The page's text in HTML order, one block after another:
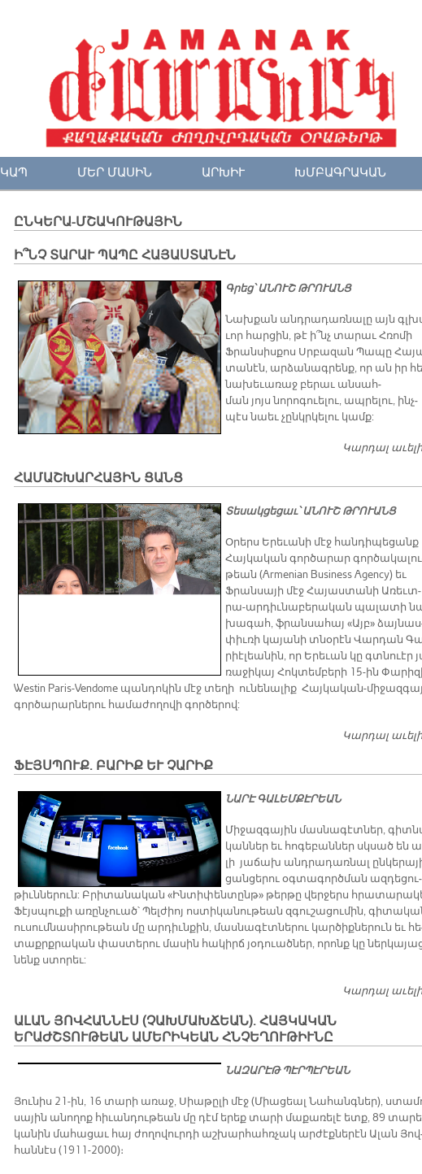
ԿԱՊ ՄԵՐ ՄԱՍԻՆ ԱՐԽԻՒ ԽՄԲԱԳՐԱԿԱՆ
ԸՆԿԵՐԱ-ՄՇԱԿՈՒԹԱՅԻՆ
Ի՞ՆՉ ՏԱՐԱՒ ՊԱՊԸ ՀԱՅԱՍՏԱՆԷՆ
Գրեց՝ ԱՆՈՒՇ ԹՐՈՒԱՆՑ
Նախ­քան անդ­րա­դառ­նա­լը այն
ւոր հար­ցին, թէ ի՞նչ տա­րաւ Հռո­մի
Ֆրան­սիս­քոս Սրբա­զան Պա­պը
տա­նէն, ար­ձա­նագ­րենք, որ ան իր
նա­խե­ւա­ռաջ բե­րաւ ան­սահ­
ման յոյս նո­րո­գուե­լու, ապ­րե­լու, ինչ­
պէս նաեւ չընկր­կե­լու կամք:
Կարդալ
ՀԱՄԱՇԽԱՐՀԱՅԻՆ ՑԱՆՑ
Տեսակցեցաւ՝ ԱՆՈՒՇ ԹՐՈՒԱՆՑ
Օ­րերս Ե­րե­ւա­նի մէջ հան­դի­պե­ցանք
Հայ­կա­կան գոր­ծա­րար
թեան (Armenian Business Agency) եւ
Ֆրան­սա­յի մէջ Հա­յաս­տա­նի Ա­ռեւտ­
րա-ար­դիւ­նա­բե­րա­կան պա­լա­տի
խա­գահ, ֆրան­սա­հայ «Այբ»
փիւ­ռի կա­յա­նի տնօ­րէն Վար­դան
րիէ­լեա­նին, որ Ե­րե­ւան կը գտնուէր
ռա­ջի­կայ Հոկ­տեմ­բե­րի 15-ին
Westin Paris-Vendome պան­դո­կին մէջ տե­ղի ու­նե­նա­լիք Հայ­կա­կան-
գոր­ծա­րար­նե­րու հա­մա­ժո­ղո­վի գոր­ծե­րով:
Կարդալ
ՖԷՅՍՊՈՒՔ. ԲԱՐԻՔ ԵՒ ՉԱՐԻՔ
ՆԱ­ՐԷ ԳԱ­ԼԵՄ­ՔԷ­ՐԵԱՆ
Մի­ջազ­գա­յին մաս­նա­գէտ­ներ,
կան­ներ եւ հո­գե­բան­ներ սկսած են
լի յա­ճախ անդ­րա­դառ­նալ
ցան­ցե­րու օգ­տա­գործ­ման ազ­դե­ցու­
թիւն­նե­րուն: Բրի­տա­նա­կան «Ին­տի­փեն­տընթ» թեր­թը վեր­ջերս
Ֆէյս­պու­քի առըն­չուած՝ Պել­ժիո­յ ոս­տի­կա­նու­թեան զգու­շա­ցու­մին,
ու­սում­նա­սի­րու­թեան մը ար­դիւն­քին, մաս­նա­գէտ­նե­րու կար­ծիք­նե­րուն եւ
տաքրք­րա­կան փաս­տե­րու մա­սին հա­կիրճ յօ­դուած­ներ, ո­րոնք կը
նենք ստո­րեւ:
Կարդալ
ԱԼԱՆ ՅՈՎՀԱՆՆԷՍ (ՉԱԽՄԱԽՃԵԱՆ). ՀԱՅԿԱԿԱՆ
ԵՐԱԺՇՏՈՒԹԵԱՆ ԱՄԵՐԻԿԵԱՆ ՀՆՉԵՂՈՒԹԻՒՆԸ
ՆԱԶԱՐԷԹՊԷՐՊԷՐԵԱՆ
Յու­նիս 21-ին, 16 տա­րի ա­ռաջ, Սիա­թը­լի մէջ (Միա­ցեալ Նա­հանգ­ներ),
սա­յին ա­նո­ղոք հի­ւան­դու­թեան մը դէմ ե­րեք տա­րի մա­քա­ռե­լէ ետք, 89
կա­նին մա­հա­ցաւ հայ ժո­ղո­վուր­դի աշ­խար­հահռ­չակ ար­ժէք­նե­րէն Ա­լան
հան­նէս (1911-2000)։